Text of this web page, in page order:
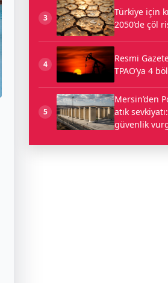
3
Türkiye için
2050’de çöl
4
Resmi
TPAO’ya 4
5
Mersin’den
atık
güvenlik